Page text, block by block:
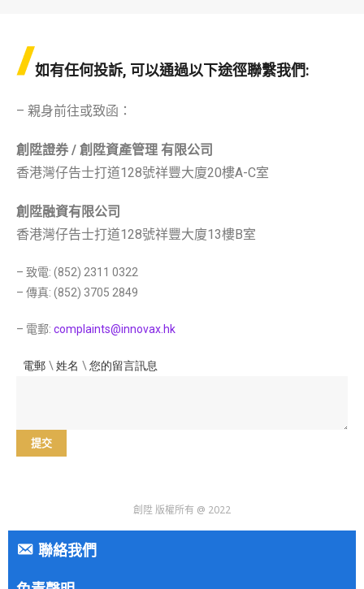
如有任何投訴, 可以通過以下途徑聯繫我們:
– 親身前往或致函：
創陞證券 / 創陞資產管理 有限公司
香港灣仔告士打道128號祥豐大廈20樓A-C室
創陞融資有限公司
香港灣仔告士打道128號祥豐大廈13樓B室
– 致電: (852) 2311 0322
– 傳真: (852) 3705 2849
– 電郵: complaints@innovax.hk
電郵 \ 姓名 \ 您的留言訊息
提交
創陞 版權所有 @ 2022
聯絡我們